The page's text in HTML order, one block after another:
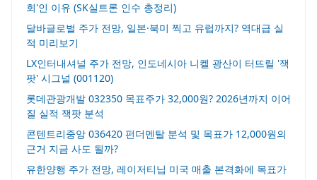
회'인 이유 (SK실트론 인수 총정리)
달바글로벌 주가 전망, 일본·북미 찍고 유럽까지? 역대급 실
적 미리보기
LX인터내셔널 주가 전망, 인도네시아 니켈 광산이 터뜨릴 '잭
팟' 시그널 (001120)
롯데관광개발 032350 목표주가 32,000원? 2026년까지 이어
질 실적 잭팟 분석
콘텐트리중앙 036420 펀더멘탈 분석 및 목표가 12,000원의
근거 지금 사도 될까?
유한양행 주가 전망, 레이저티닙 미국 매출 본격화에 목표가